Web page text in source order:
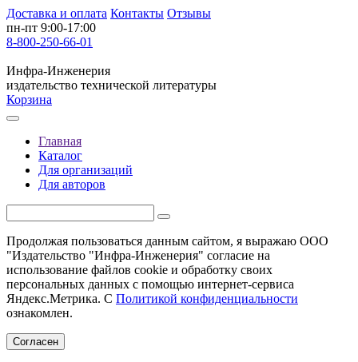
Доставка и оплата Контакты Отзывы
пн-пт 9:00-17:00
8-800-250-66-01
Инфра-Инженерия
издательство технической литературы
Корзина
Главная
Каталог
Для организаций
Для авторов
Продолжая пользоваться данным сайтом, я выражаю ООО
"Издательство "Инфра-Инженерия" согласие на
использование файлов cookie и обработку своих
персональных данных с помощью интернет-сервиса
Яндекс.Метрика. С Политикой конфиденциальности
ознакомлен.
Согласен